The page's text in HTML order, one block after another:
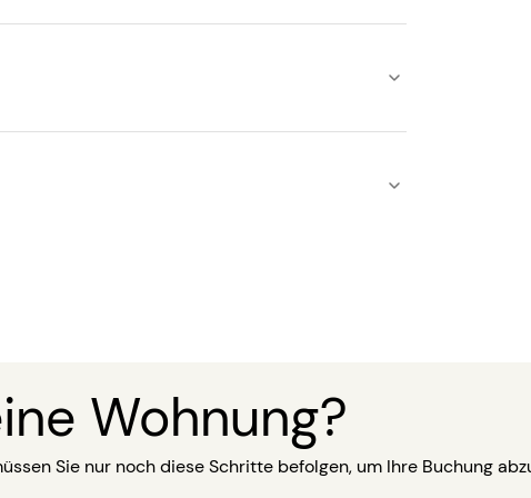
Wohnung?
Sie nur noch diese Schritte befolgen, um Ihre Buchung